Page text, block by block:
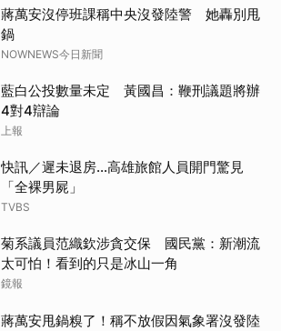
蔣萬安沒停班課稱中央沒發陸警 她轟別甩
鍋
NOWNEWS今日新聞
藍白公投數量未定 黃國昌：鞭刑議題將辦
4對4辯論
上報
快訊／遲未退房...高雄旅館人員開門驚見
「全裸男屍」
TVBS
菊系議員范織欽涉貪交保 國民黨：新潮流
太可怕！看到的只是冰山一角
鏡報
蔣萬安甩鍋糗了！稱不放假因氣象署沒發陸